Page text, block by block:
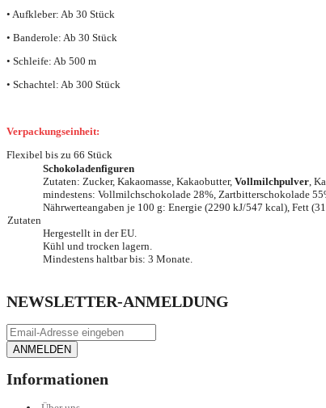
• Aufkleber: Ab 30 Stück
• Banderole: Ab 30 Stück
• Schleife: Ab 500 m
• Schachtel: Ab 300 Stück
Verpackungseinheit:
Flexibel bis zu 66 Stück
Zutaten
Schokoladenfiguren
Zutaten: Zucker, Kakaomasse, Kakaobutter, Vollmilchpulver,
mindestens: Vollmilchschokolade 28%, Zartbitterschokolade
Nährwerteangaben je 100 g: Energie (2290 kJ/547 kcal), Fett
Hergestellt in der EU.
Kühl und trocken lagern.
Mindestens haltbar bis: 3 Monate.
NEWSLETTER-ANMELDUNG
ANMELDEN
Informationen